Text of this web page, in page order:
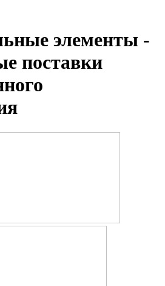
элементы -
поставки